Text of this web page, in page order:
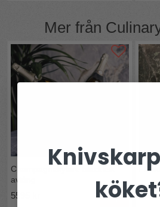
Mer från
Champagnekylare bläckfisk
avlång
5595 kr
Köp
395